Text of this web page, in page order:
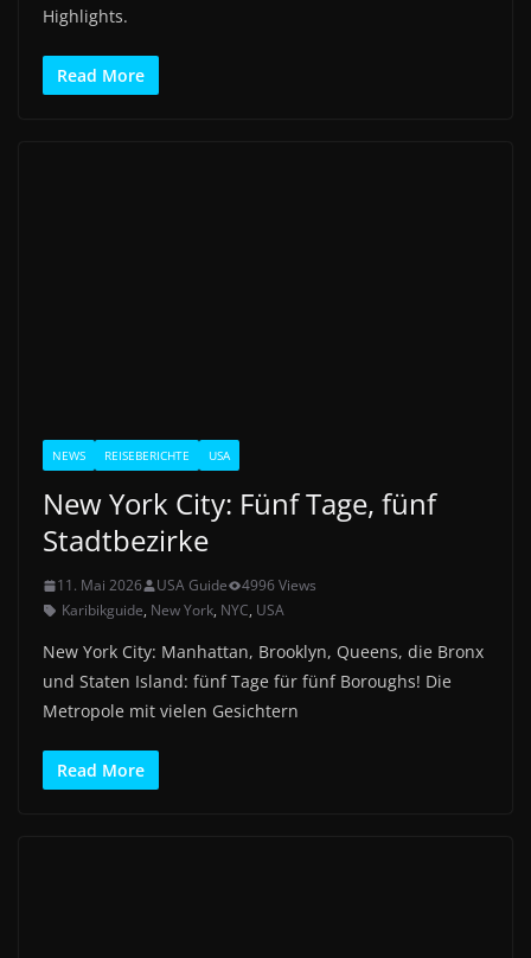
Highlights.
Read More
NEWS REISEBERICHTE USA
New York City: Fünf Tage, fünf
Stadtbezirke
11. Mai 2026 USA Guide
4996 Views
Karibikguide, New York, NYC, USA
New York City: Manhattan, Brooklyn, Queens, die Bronx
und Staten Island: fünf Tage für fünf Boroughs! Die
Metropole mit vielen Gesichtern
Read More